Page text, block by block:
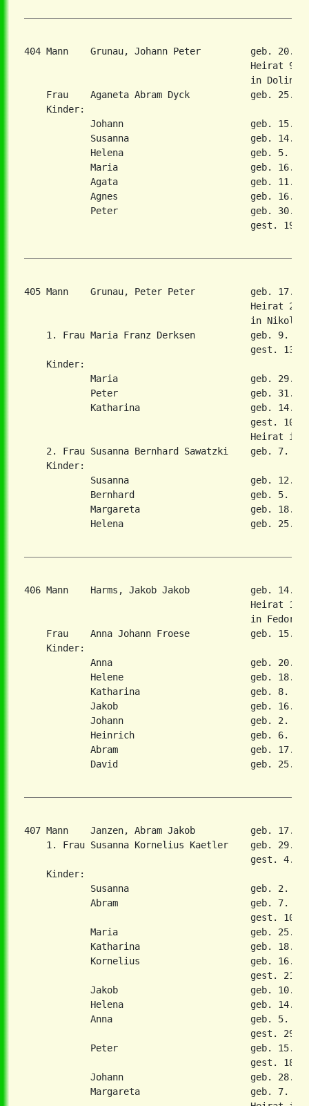
404 Mann    Grunau, Johann Peter         geb. 20.
Heirat 9.
in
Frau    Aganeta Abram Dyck           geb. 25.
    Kinder:
Johann                       geb. 15.
Susanna                      geb. 14.
Helena                       geb. 5.
Maria                        geb. 16.
Agata                        geb. 11.
Agnes                        geb. 16.
Peter                        geb. 30.
gest. 19.
405 Mann    Grunau, Peter Peter          geb. 17.
Heirat 20.
in
1. Frau Maria Franz Derksen          geb. 9.
gest. 13.
    Kinder:
Maria                        geb. 29.
Peter                        geb. 31.
Katharina                    geb. 14.
gest. 10.
Heirat in
2. Frau Susanna Bernhard Sawatzki    geb. 7.
    Kinder:
Susanna                      geb. 12.
Bernhard                     geb. 5.
Margareta                    geb. 18.
Helena                       geb. 25.
406 Mann    Harms, Jakob Jakob           geb. 14.
Heirat 1.
in
Frau    Anna Johann Froese           geb. 15.
    Kinder:
Anna                         geb. 20.
Helene                       geb. 18.
Katharina                    geb. 8.
Jakob                        geb. 16.
Johann                       geb. 2.
Heinrich                     geb. 6.
Abram                        geb. 17.
David                        geb. 25.
407 Mann    Janzen, Abram Jakob          geb. 17.
1. Frau Susanna Kornelius Kaetler    geb. 29.
gest. 4.
    Kinder:
Susanna                      geb. 2.
Abram                        geb. 7.
gest. 10.
Maria                        geb. 25.
Katharina                    geb. 18.
Kornelius                    geb. 16.
gest. 21.
Jakob                        geb. 10.
Helena                       geb. 14.
Anna                         geb. 5.
gest. 29.
Peter                        geb. 15.
gest. 18.
Johann                       geb. 28.
Margareta                    geb. 7.